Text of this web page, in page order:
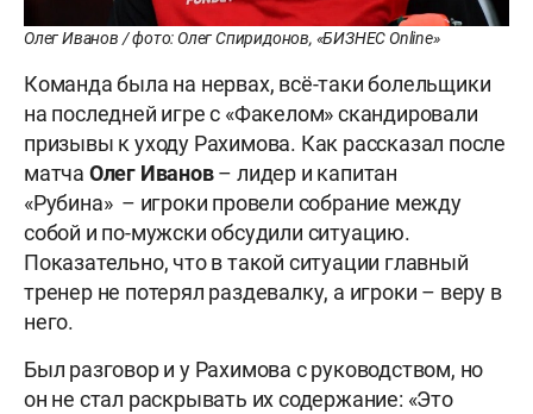
Олег Иванов / фото: Олег Спиридонов, «БИЗНЕС Online»
Команда была на нервах, всё-таки болельщики
на последней игре с «Факелом» скандировали
призывы к уходу Рахимова. Как рассказал после
матча Олег Иванов– лидер и капитан
«Рубина» – игроки провели собрание между
собой и по-мужски обсудили ситуацию.
Показательно, что в такой ситуации главный
тренер не потерял раздевалку, а игроки – веру в
него.
Был разговор и у Рахимова с руководством, но
он не стал раскрывать их содержание: «Это